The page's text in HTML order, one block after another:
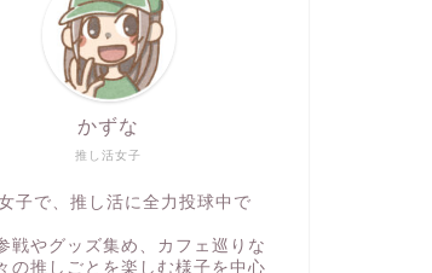
推し活女子
かずな
子で、推し活に全力投球中で
戦やグッズ集め、カフェ巡りな
の推しごとを楽しむ様子を中心